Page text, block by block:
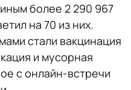
более 2 290 967
на 70 из них.
стали вакцинация
и мусорная
с онлайн-встречи